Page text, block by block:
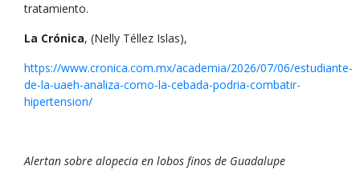
tratamiento.
La Crónica, (Nelly Téllez Islas),
https://www.cronica.com.mx/academia/2026/07/06/estudiante-
de-la-uaeh-analiza-como-la-cebada-podria-combatir-
hipertension/
Alertan sobre alopecia en lobos finos de Guadalupe